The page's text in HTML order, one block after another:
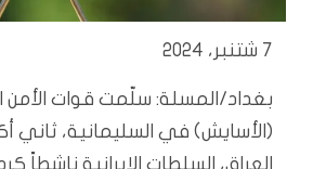
7 شتنبر، 2024
بغداد/المسلة: سلّمت قوات الأمن
(الأسايش) في السليمانية، ثاني
العراق، السلطات الإيرانية ناشطاً